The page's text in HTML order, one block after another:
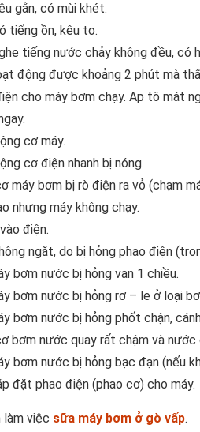
gằn, có mùi khét.
tiếng ồn, kêu to.
tiếng nước chảy không đều, có
động được khoảng 2 phút mà
cho máy bơm chạy. Ap tô mát
cơ máy.
cơ điện nhanh bị nóng.
máy bơm bị rò điện ra vỏ (chạm
nhưng máy không chạy.
điện.
ngăt, do bị hỏng phao điện
bơm nước bị hỏng van 1 chiều.
bơm nước bị hỏng rơ – le ở loại
bơm nước bị hỏng phốt chận,
bơm nước quay rất chậm và nước
bơm nước bị hỏng bạc đạn (nếu
đặt phao điện (phao cơ) cho máy.
làm việc sữa máy bơm ở gò vấp.